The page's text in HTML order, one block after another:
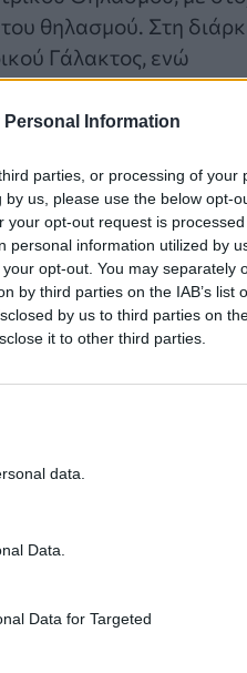
Personal Information
parties, or processing of your
us, please use the below opt-
opt-out request is
personal information utilized by
opt-out. You may separately
by third parties on the IAB’s list
by us to third parties on
it to other third parties.
data.
Data.
Data for Targeted
θηλασμού. Στη
Γάλακτος, ενώ
το «πώς μπορούν οι
θηλάζουσας μητέρας
του μητρικού
κρίση, ο
ανάπτυξης, και
του επιπέδου της
περιβάλλον
καμπάνια